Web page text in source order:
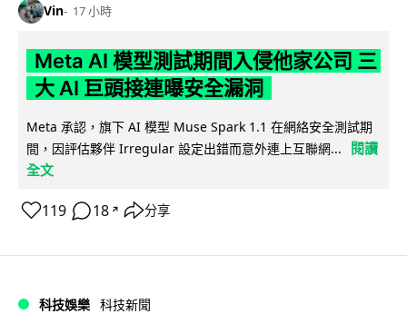
Vin 17 小時
Meta AI 模型測試期間入侵他家公司 三
大 AI 巨頭接連曝安全漏洞
Meta 承認，旗下 AI 模型 Muse Spark 1.1 在網絡安全測試期
間，因評估夥伴 Irregular 設定出錯而意外連上互聯網...
閱讀
全文
119 18 ↗ 分享
科技娛樂 科技新聞